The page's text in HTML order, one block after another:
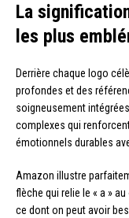
La
les plus
Derrière chaque logo
profondes et des
soigneusement
complexes qui
émotionnels durables
Amazon illustre
flèche qui relie le « a »
ce dont on peut avoir